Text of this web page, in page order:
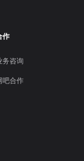
作
务咨询
吧合作